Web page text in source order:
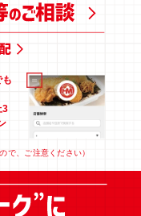
3
で、ご注意ください）